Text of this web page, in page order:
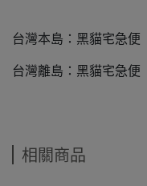
台灣本島：黑貓宅急便
台灣離島：黑貓宅急便
相關商品